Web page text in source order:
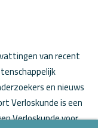
van recent
en nieuws
Verloskunde is een
Verloskunde voor